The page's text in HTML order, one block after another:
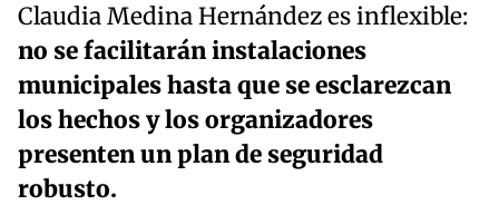
Claudia Medina Hernández es inflexible:
no se facilitarán instalaciones
municipales hasta que se esclarezcan
los hechos y los organizadores
presenten un plan de seguridad
robusto.